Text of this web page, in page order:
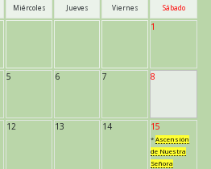
Miércoles Jueves Viernes Sábado
1
5 6 7 8
12 13 14 15
* Ascensión
de Nuestra
Señora